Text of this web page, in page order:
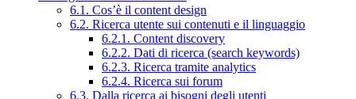
6.1. Cos’è il content design
6.2. Ricerca utente sui contenuti e il linguaggio
6.2.1. Content discovery
6.2.2. Dati di ricerca (search keywords)
6.2.3. Ricerca tramite analytics
6.2.4. Ricerca sui forum
6.3. Dalla ricerca ai bisogni degli utenti